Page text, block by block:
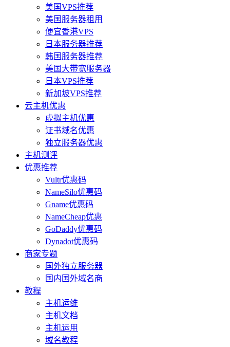
美国VPS推荐
美国服务器租用
便宜香港VPS
日本服务器推荐
韩国服务器推荐
美国大带宽服务器
日本VPS推荐
新加坡VPS推荐
云主机优惠
虚拟主机优惠
证书域名优惠
独立服务器优惠
主机测评
优惠推荐
Vultr优惠码
NameSilo优惠码
Gname优惠码
NameCheap优惠
GoDaddy优惠码
Dynadot优惠码
商家专题
国外独立服务器
国内国外域名商
教程
主机运维
主机文档
主机运用
域名教程